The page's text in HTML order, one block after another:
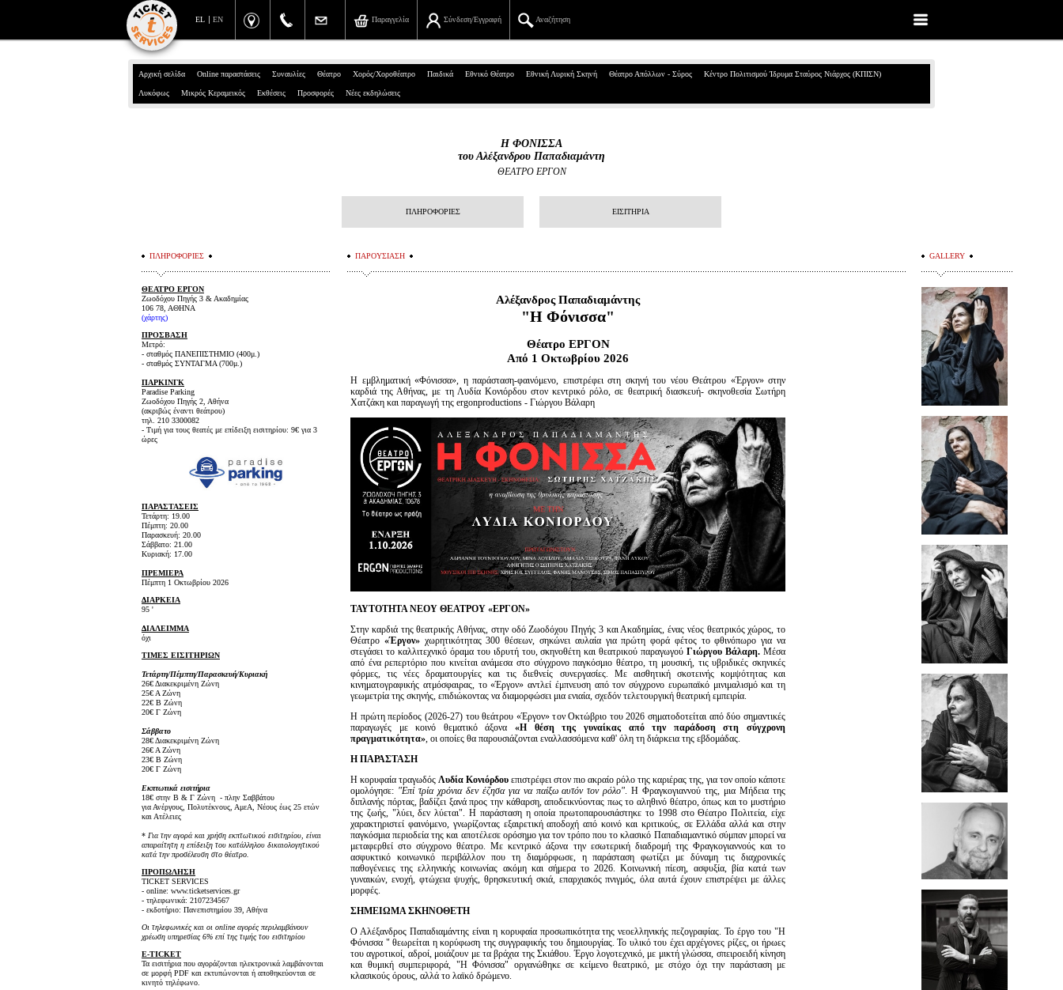
EN
EL Αναζήτηση
Σύνδεση/Εγγραφή
Παραγγελία
Πανεπιστημίου 39, Αθήνα
Αναζήτηση
Σύνδεση/Εγγραφή
Παραγγελία
Είσοδος διαχειριστή
Αρχική σελίδα Online παραστάσεις Συναυλίες Θέατρο Χορός/Χοροθέατρο Παιδικά Εθνικό Θέατρο Εθνική Λυρική Σκηνή Θέατρο Απόλλων - Σύρος Κέντρο Πολιτισμού Ίδρυμα Σταύρος Νιάρχος (ΚΠΙΣΝ)
Λυκόφως Μικρός Κεραμεικός Εκθέσεις Προσφορές Νέες εκδηλώσεις
Η ΦΟΝΙΣΣΑ
του Αλέξανδρου Παπαδιαμάντη
ΘΕΑΤΡΟ ΕΡΓΟΝ
ΠΛΗΡΟΦΟΡΙΕΣ ΕΙΣΙΤΗΡΙΑ
ΠΑΡΟΥΣΙΑΣΗ
Αλέξανδρος Παπαδιαμάντης
"Η Φόνισσα"
Θέατρο ΕΡΓΟΝ
Από 1 Οκτωβρίου 2026
Η εμβληματική «Φόνισσα», η παράσταση-φαινόμενο, επιστρέφει στη σκηνή του νέου Θεάτρου «Έργον» στην
καρδιά της Αθήνας, με τη Λυδία Κονιόρδου στον κεντρικό ρόλο, σε θεατρική διασκευή- σκηνοθεσία Σωτήρη
Χατζάκη και παραγωγή της ergonproductions - Γιώργου Βάλαρη
ΤΑΥΤΟΤΗΤΑ ΝΕΟΥ ΘΕΑΤΡΟΥ «ΕΡΓΟΝ»
Στην καρδιά της θεατρικής Αθήνας, στην οδό Ζωοδόχου Πηγής 3 και Ακαδημίας, ένας νέος θεατρικός χώρος, το
Θέατρο «Έργον»χωρητικότητας 300 θέσεων, σηκώνει αυλαία για πρώτη φορά φέτος το φθινόπωρο για να
στεγάσει το καλλιτεχνικό όραμα του ιδρυτή του, σκηνοθέτη και θεατρικού παραγωγούΓιώργου Βάλαρη.Μέσα
από ένα ρεπερτόριο που κινείται ανάμεσα στο σύγχρονο παγκόσμιο θέατρο, τη μουσική, τις υβριδικές σκηνικές
φόρμες, τις νέες δραματουργίες και τις διεθνείς συνεργασίες. Με αισθητική σκοτεινής κομψότητας και
κινηματογραφικής ατμόσφαιρας, το «Έργον» αντλεί έμπνευση από τον σύγχρονο ευρωπαϊκό μινιμαλισμό και τη
γεωμετρία της σκηνής, επιδιώκοντας να διαμορφώσει μια ενιαία, σχεδόν τελετουργική θεατρική εμπειρία.
Η πρώτη περίοδος (2026-27) του θεάτρου «Έργον» τον Οκτώβριο του 2026 σηματοδοτείται από δύο σημαντικές
παραγωγές με κοινό θεματικό άξονα«Η θέση της γυναίκας από την παράδοση στη σύγχρονη
πραγματικότητα», οι οποίες θα παρουσιάζονται εναλλασσόμενα καθ' όλη τη διάρκεια της εβδομάδας.
Η ΠΑΡΑΣΤΑΣΗ
Η κορυφαία τραγωδός Λυδία Κονιόρδου επιστρέφει στον πιο ακραίο ρόλο της καριέρας της, για τον οποίο κάποτε
ομολόγησε: "Επί τρία χρόνια δεν έζησα για να παίξω αυτόν τον ρόλο". Η Φραγκογιαννού της, μια Μήδεια της
διπλανής πόρτας, βαδίζει ξανά προς την κάθαρση, αποδεικνύοντας πως το αληθινό θέατρο, όπως και το μυστήριο
της ζωής, "λύει, δεν λύεται". Η παράσταση η οποία πρωτοπαρουσιάστηκε το 1998 στο Θέατρο Πολιτεία, είχε
χαρακτηριστεί φαινόμενο, γνωρίζοντας εξαιρετική αποδοχή από κοινό και κριτικούς, σε Ελλάδα αλλά και στην
παγκόσμια περιοδεία της και αποτέλεσε ορόσημο για τον τρόπο που το κλασικό Παπαδιαμαντικό σύμπαν μπορεί να
μεταφερθεί στο σύγχρονο θέατρο. Με κεντρικό άξονα την εσωτερική διαδρομή της Φραγκογιαννούς και το
ασφυκτικό κοινωνικό περιβάλλον που τη διαμόρφωσε, η παράσταση φωτίζει με δύναμη τις διαχρονικές
παθογένειες της ελληνικής κοινωνίας ακόμη και σήμερα το 2026. Κοινωνική πίεση, ασφυξία, βία κατά των
γυναικών, ενοχή, φτώχεια ψυχής, θρησκευτική σκιά, επαρχιακός πνιγμός, όλα αυτά έχουν επιστρέψει με άλλες
μορφές.
ΣΗΜΕΙΩΜΑ ΣΚΗΝΟΘΕΤΗ
Ο Αλέξανδρος Παπαδιαμάντης είναι η κορυφαία προσωπικότητα της νεοελληνικής πεζογραφίας. Το έργο του "Η
Φόνισσα " θεωρείται η κορύφωση της συγγραφικής του δημιουργίας. Το υλικό του έχει αρχέγονες ρίζες, οι ήρωες
του αγροτικοί, αδροί, μοιάζουν με τα βράχια της Σκιάθου. Έργο λογοτεχνικό, με μικτή γλώσσα, σπειροειδή κίνηση
και θυμική συμπεριφορά, "Η Φόνισσα" οργανώθηκε σε κείμενο θεατρικό, με στόχο όχι την παράσταση με
κλασικούς όρους, αλλά το λαϊκό δρώμενο.
ΠΛΗΡΟΦΟΡΙΕΣ
ΘΕΑΤΡΟ ΕΡΓΟΝ
Ζωοδόχου Πηγής 3 & Ακαδημίας
106 78, ΑΘΗΝΑ
(χάρτης)
ΠΡΟΣΒΑΣΗ
Μετρό:
- σταθμός ΠΑΝΕΠΙΣΤΗΜΙΟ (400μ.)
- σταθμός ΣΥΝΤΑΓΜΑ (700μ.)
ΠΑΡΚΙΝΓΚ
Paradise Parking
Ζωοδόχου Πηγής 2, Αθήνα
(ακριβώς έναντι θεάτρου)
τηλ. 210 3300082
- Τιμή για τους θεατές με επίδειξη εισιτηρίου: 9€ για 3
ώρες
ΠΑΡΑΣΤΑΣΕΙΣ
Τετάρτη: 19.00
Πέμπτη: 20.00
Παρασκευή: 20.00
Σάββατο: 21.00
Κυριακή: 17.00
ΠΡΕΜΙΕΡΑ
Πέμπτη 1 Οκτωβρίου 2026
ΔΙΑΡΚΕΙΑ
95 '
ΔΙΑΛΕΙΜΜΑ
όχι
ΤΙΜΕΣ ΕΙΣΙΤΗΡΙΩΝ
Τετάρτη/Πέμπτη/Παρασκευή/Κυριακή
26€ Διακεκριμένη Ζώνη
25€ Α Ζώνη
22€ Β Ζώνη
20€ Γ Ζώνη
Σάββατο
28€ Διακεκριμένη Ζώνη
26€ Α Ζώνη
23€ Β Ζώνη
20€ Γ Ζώνη
Εκπτωτικά εισιτήρια
18€ στην Β & Γ Ζώνη - πλην Σαββάτου
για Ανέργους, Πολυτέκνους, ΑμεΑ, Νέους έως 25 ετών
και Ατέλειες
* Για την αγορά και χρήση εκπτωτικού εισιτηρίου, είναι
απαραίτητη η επίδειξη του κατάλληλου δικαιολογητικού
κατά την προσέλευση στο θέατρο.
ΠΡΟΠΩΛΗΣΗ
TICKET SERVICES
- online: www.ticketservices.gr
- τηλεφωνικά: 2107234567
- εκδοτήριο: Πανεπιστημίου 39, Αθήνα
Οι τηλεφωνικές και οι online αγορές περιλαμβάνουν
χρέωση υπηρεσίας 6% επί της τιμής του εισιτηρίου
E-TICKET
Τα εισιτήρια που αγοράζονται ηλεκτρονικά λαμβάνονται
σε μορφή PDF και εκτυπώνονται ή αποθηκεύονται σε
κινητό τηλέφωνο.
GALLERY